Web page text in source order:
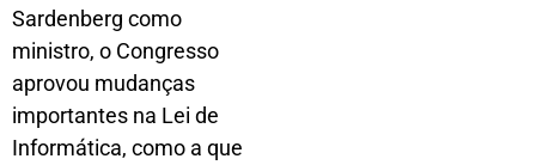
Sardenberg como
ministro, o Congresso
aprovou mudanças
importantes na Lei de
Informática, como a que